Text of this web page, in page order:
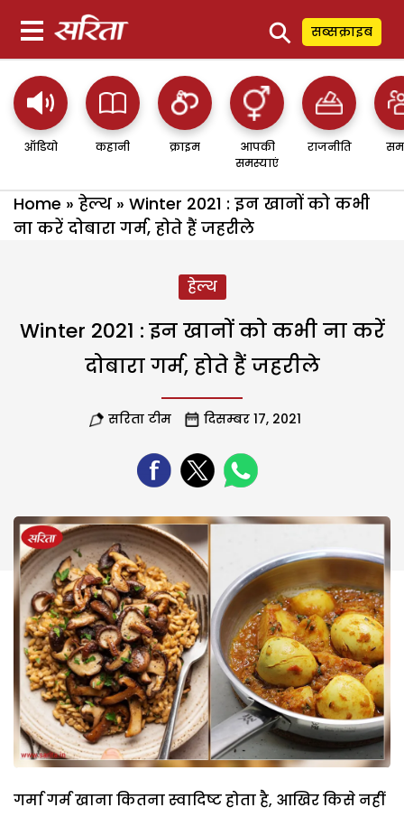
⚲ सब्सक्राइब
ऑडियो कहानी क्राइम
आपकी
समस्याएं
राजनीति
Home » हेल्थ » Winter 2021 : इन खानों को कभी
ना करें दोबारा गर्म, होते हैं जहरीले
हेल्थ
Winter 2021 : इन खानों को कभी ना करें
दोबारा गर्म, होते हैं जहरीले
सरिता टीम दिसम्बर 17, 2021
गर्मा गर्म खाना कितना स्वादिष्ट होता है, आखिर किसे नहीं